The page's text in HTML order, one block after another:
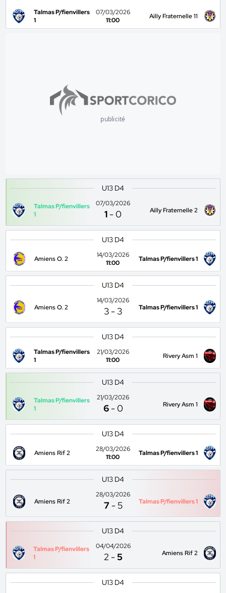
Talmas P/fienvillers
1
07/03/2026
11:00
Ailly Fraternelle 11
publicité
U13 D4
Talmas P/fienvillers
1
07/03/2026
1 -0 Ailly Fraternelle 2
U13 D4
Amiens O. 2
14/03/2026
11:00
Talmas P/fienvillers 1
U13 D4
Amiens O. 2
14/03/2026
3 - 3 Talmas P/fienvillers 1
U13 D4
Talmas P/fienvillers
1
21/03/2026
11:00
Rivery Asm 1
U13 D4
Talmas P/fienvillers
1
21/03/2026
6 -0 Rivery Asm 1
U13 D4
Amiens Rif 2
28/03/2026
11:00
Talmas P/fienvillers 1
U13 D4
Amiens Rif 2
28/03/2026
7 - 5 Talmas P/fienvillers 1
U13 D4
Talmas P/fienvillers
1
04/04/2026
2 -5 Amiens Rif 2
U13 D4